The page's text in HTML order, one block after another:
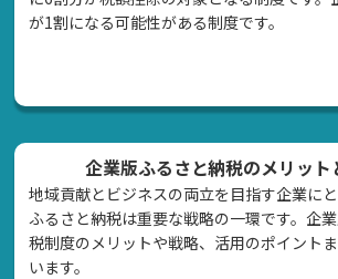
が1割になる可能性がある制度です。
企業版ふるさと納税のメリット
地域貢献とビジネスの両立を目指す企業に
ふるさと納税は重要な戦略の一環です。企
税制度のメリットや戦略、活用のポイント
います。